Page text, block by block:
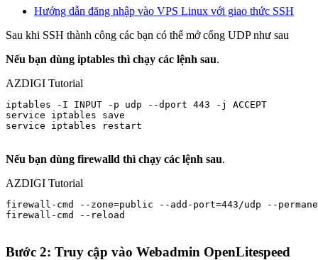
Hướng dẫn đăng nhập vào VPS Linux với giao thức SSH
Sau khi SSH thành công các bạn có thể mở cổng UDP như sau
Nếu bạn dùng iptables thì chạy các lệnh sau.
AZDIGI Tutorial
iptables -I INPUT -p udp --dport 443 -j ACCEPT
service iptables save
service iptables restart
Nếu bạn dùng firewalld thì chạy các lệnh sau.
AZDIGI Tutorial
firewall-cmd --zone=public --add-port=443/udp --
firewall-cmd --reload
Bước 2: Truy cập vào Webadmin OpenLitespeed